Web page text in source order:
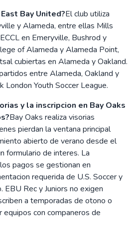
Bay United?El club utiliza
y Alameda, entre ellas Mills
en Emeryville, Bushrod y
of Alameda y Alameda Point,
cubiertas en Alameda y Oakland.
entre Alameda, Oakland y
London Youth Soccer League.
y la inscripcion en Bay Oaks
Bay Oaks realiza visorias
pierdan la ventana principal
abierto de verano desde el
formulario de interes. La
pagos se gestionan en
requerida de U.S. Soccer y
Rec y Juniors no exigen
a temporadas de otono o
equipos con companeros de